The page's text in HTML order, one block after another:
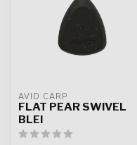
AVID CARP
FLAT PEAR SWIVEL
BLEI